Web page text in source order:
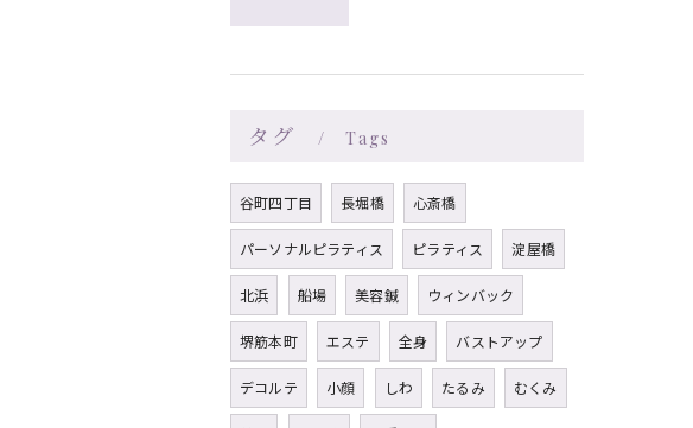
タグ Tags
谷町四丁目 長堀橋 心斎橋
パーソナルピラティス ピラティス 淀屋橋
北浜 船場 美容鍼 ウィンバック
堺筋本町 エステ 全身 バストアップ
デコルテ 小顔 しわ たるみ むくみ